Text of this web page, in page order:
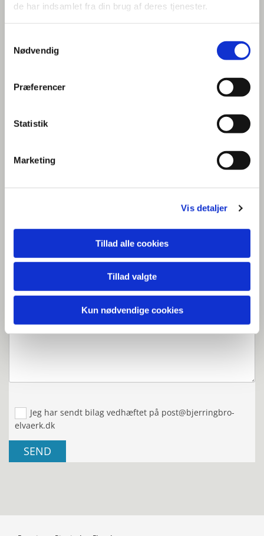
de har indsamlet fra din brug af deres tjenester.
Nødvendig
Præferencer
Statistik
Marketing
Vis detaljer
Tillad alle cookies
Tillad valgte
Kun nødvendige cookies
Udfyld din ansøgning her:
Beløbsstørrelse*:
Jeg har sendt bilag vedhæftet på post@bjerringbro-
elvaerk.dk